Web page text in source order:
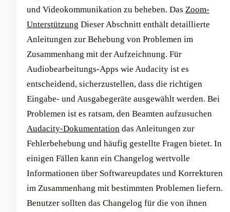
und Videokommunikation zu beheben. Das Zoom-
Unterstützung Dieser Abschnitt enthält detaillierte
Anleitungen zur Behebung von Problemen im
Zusammenhang mit der Aufzeichnung. Für
Audiobearbeitungs-Apps wie Audacity ist es
entscheidend, sicherzustellen, dass die richtigen
Eingabe- und Ausgabegeräte ausgewählt werden. Bei
Problemen ist es ratsam, den Beamten aufzusuchen
Audacity-Dokumentation das Anleitungen zur
Fehlerbehebung und häufig gestellte Fragen bietet. In
einigen Fällen kann ein Changelog wertvolle
Informationen über Softwareupdates und Korrekturen
im Zusammenhang mit bestimmten Problemen liefern.
Benutzer sollten das Changelog für die von ihnen